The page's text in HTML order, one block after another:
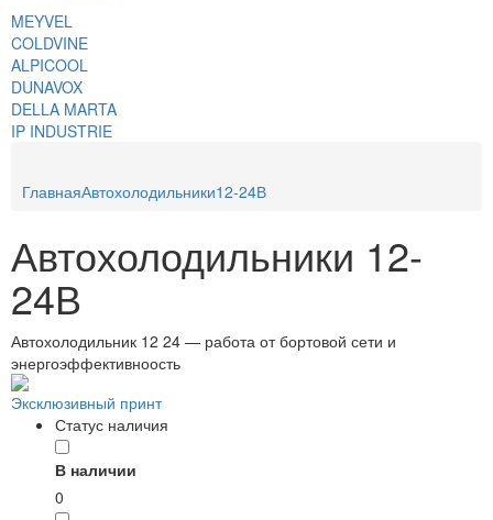
MEYVEL
COLDVINE
ALPICOOL
DUNAVOX
DELLA MARTA
IP INDUSTRIE
ГлавнаяАвтохолодильники12-24В
Автохолодильники 12-
24В
Автохолодильник 12 24 — работа от бортовой сети и
энергоэффективноость
Эксклюзивный принт
Статус наличия
В наличии
0